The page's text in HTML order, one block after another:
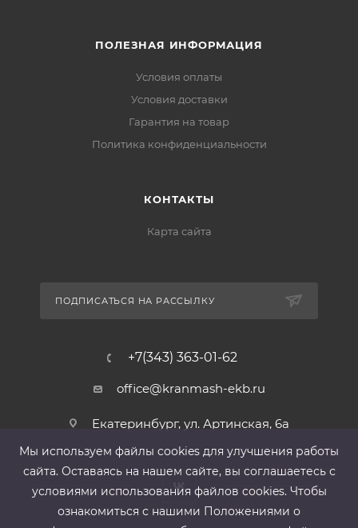
ПОЛЕЗНАЯ ИНФОРМАЦИЯ
Условия оплаты
Условия доставки
Гарантия на товар
Политика конфиденциальности
КОНТАКТЫ
Карта сайта
ПОДПИСАТЬСЯ НА РАССЫЛКУ
+7(343) 363-01-62
office@kranmash-ekb.ru
Екатеринбург, ул. Артинская, 6а
Мы используем файлы cооkies для улучшения работы
сайта. Оставаясь на нашем сайте, вы соглашаетесь с
условиями использования файлов cооkies. Чтобы
ознакомиться с нашими Положениями о